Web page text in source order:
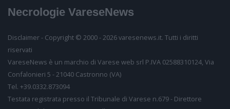
Inserisci il tuo nome
Inserisci il tuo email
Inserisci il testo
Necrologie VareseNews
Disclaimer - Copyright © 2000 - 2026 varesenews.it. Tutti i diritti
riservati
VareseNews è un marchio di Varese web srl P.IVA 02588310124, Via
Confalonieri 5 - 21040 Castronno (VA)
Tel. +39.0332.873094
Testata registrata presso il Tribunale di Varese n.679 - Direttore